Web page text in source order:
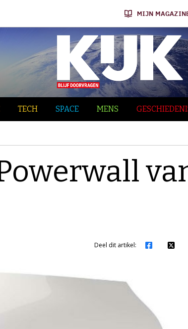
MIJN
TECH SPACE MENS
Deel dit artikel: